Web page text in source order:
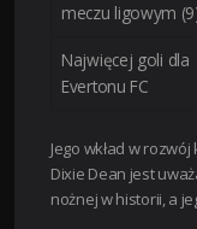
meczu ligowym
Najwięcej goli dla
Evertonu FC
Jego wkład w
Dixie Dean jest
nożnej w historii, a